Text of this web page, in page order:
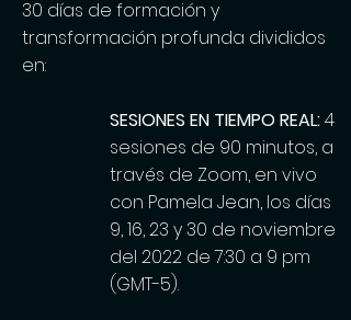
30 días de formación y
transformación profunda divididos
en:
SESIONES EN TIEMPO REAL:4
sesiones de 90 minutos, a
través de Zoom, en vivo
con Pamela Jean, los días
9, 16, 23 y 30 de noviembre
del 2022 de 7:30 a 9 pm
(GMT-5).